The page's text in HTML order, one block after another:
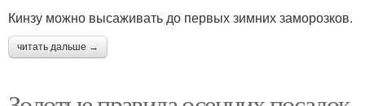
Кинзу можно высаживать до первых зимних заморозков.
читать дальше →